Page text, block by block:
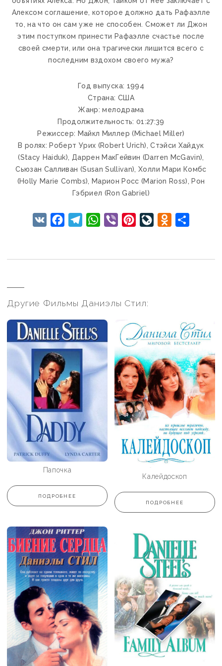
Алексом соглашение, которое должно дать Рафаэлле
то, на что он сам уже не способен. Сможет ли Джон
этим поступком принести Рафаэлле счастье после
своей смерти, или она трагически лишится всего с
последним вздохом своего мужа?
Год выпуска: 1994
Страна: США
Жанр: мелодрама
Продолжительность: 01:27:39
Режиссер: Майкл Миллер (Michael Miller)
В ролях: Роберт Урих (Robert Urich), Стэйси Хайдук
(Stacy Haiduk), Даррен МакГейвин (Darren McGavin),
Сьюзан Салливан (Susan Sullivan), Холли Мари Комбс
(Holly Marie Combs), Марион Росс (Marion Ross), Рон
Гэбриел (Ron Gabriel)
VK FacebookTelegramWhatsApp
Viber PinterestLiveJournal
Другие Фильмы Даниэлы Стил:
Папочка
ПОДРОБНЕЕ
Калейдоскоп
ПОДРОБНЕЕ